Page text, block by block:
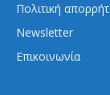
Πολιτική
Newsletter
Επικοινωνία